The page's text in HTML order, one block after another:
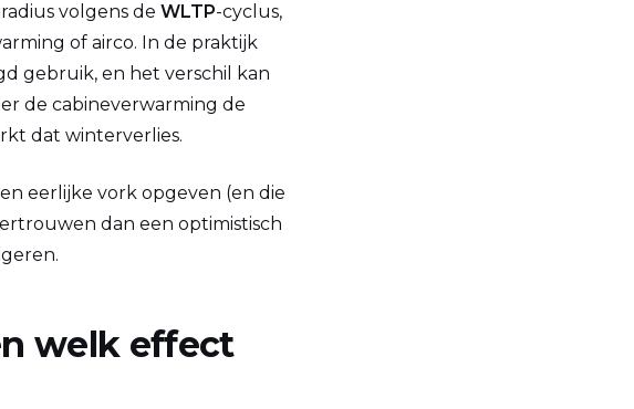
volgens de WLTP-cyclus,
of airco. In de praktijk
gebruik, en het verschil kan
de cabineverwarming de
dat winterverlies.
eerlijke vork opgeven (en die
dan een optimistisch
welk effect